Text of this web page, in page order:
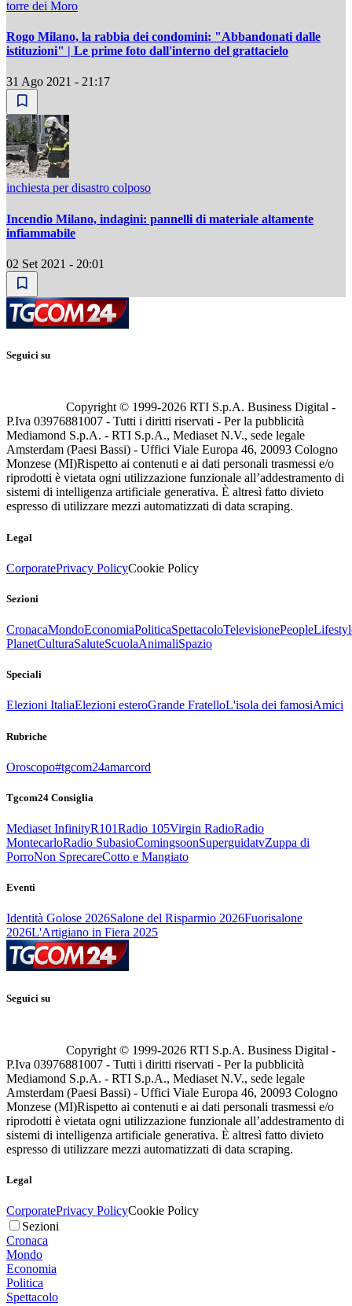
torre dei Moro
Rogo Milano, la rabbia dei condomini: "Abbandonati dalle
istituzioni" | Le prime foto dall'interno del grattacielo
31 Ago 2021 - 21:17
inchiesta per disastro colposo
Incendio Milano, indagini: pannelli di materiale altamente
infiammabile
02 Set 2021 - 20:01
Seguici su
Copyright © 1999-2026 RTI S.p.A. Business Digital -
P.Iva 03976881007 - Tutti i diritti riservati - Per la pubblicità
Mediamond S.p.A. - RTI S.p.A., Mediaset N.V., sede legale
Amsterdam (Paesi Bassi) - Uffici Viale Europa 46, 20093 Cologno
Monzese (MI)Rispetto ai contenuti e ai dati personali trasmessi e/o
riprodotti è vietata ogni utilizzazione funzionale all’addestramento di
sistemi di intelligenza artificiale generativa. È altresì fatto divieto
espresso di utilizzare mezzi automatizzati di data scraping.
Legal
CorporatePrivacy PolicyCookie Policy
Sezioni
CronacaMondoEconomiaPoliticaSpettacoloTelevisionePeople
PlanetCulturaSaluteScuolaAnimaliSpazio
Speciali
Elezioni ItaliaElezioni esteroGrande FratelloL'isola dei famosiAmici
Rubriche
Oroscopo#tgcom24amarcord
Tgcom24 Consiglia
Mediaset InfinityR101Radio 105Virgin RadioRadio
MontecarloRadio SubasioComingsoonSuperguidatvZuppa di
PorroNon SprecareCotto e Mangiato
Eventi
Identità Golose 2026Salone del Risparmio 2026Fuorisalone
2026L'Artigiano in Fiera 2025
Seguici su
Copyright © 1999-2026 RTI S.p.A. Business Digital -
P.Iva 03976881007 - Tutti i diritti riservati - Per la pubblicità
Mediamond S.p.A. - RTI S.p.A., Mediaset N.V., sede legale
Amsterdam (Paesi Bassi) - Uffici Viale Europa 46, 20093 Cologno
Monzese (MI)Rispetto ai contenuti e ai dati personali trasmessi e/o
riprodotti è vietata ogni utilizzazione funzionale all’addestramento di
sistemi di intelligenza artificiale generativa. È altresì fatto divieto
espresso di utilizzare mezzi automatizzati di data scraping.
Legal
CorporatePrivacy PolicyCookie Policy
Sezioni
Cronaca
Mondo
Economia
Politica
Spettacolo